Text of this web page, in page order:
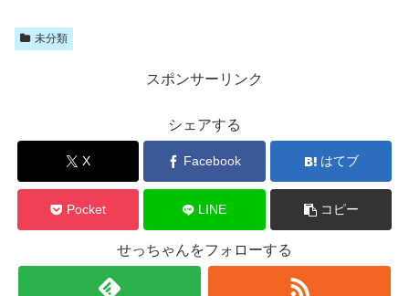
未分類
スポンサーリンク
シェアする
X Facebook はてブ
Pocket LINE コピー
せっちゃんをフォローする